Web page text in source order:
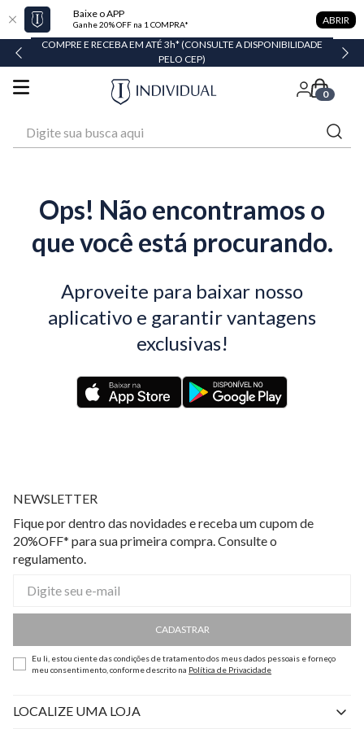
Baixe o APP
Ganhe 20% OFF na 1 COMPRA* ABRIR
COMPRE E RECEBA EM ATÉ 3h* (CONSULTE A DISPONIBILIDADE
PELO CEP)
0
Ops! Não encontramos o
que você está procurando.
Aproveite para baixar nosso
aplicativo e garantir vantagens
exclusivas!
NEWSLETTER
Fique por dentro das novidades e receba um cupom de
20%OFF* para sua primeira compra. Consulte o
regulamento.
CADASTRAR
Eu li, estou ciente das condições de tratamento dos meus dados pessoais e forneço
meu consentimento, conforme descrito na Política de Privacidade
LOCALIZE UMA LOJA